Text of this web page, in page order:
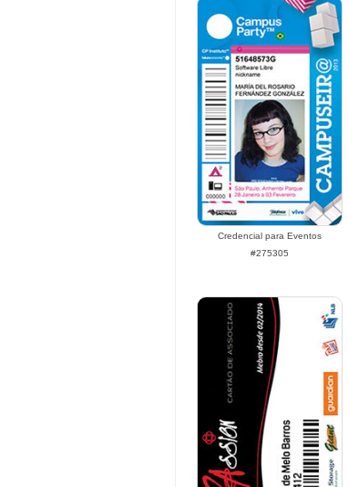
Credencial para Eventos
#275305